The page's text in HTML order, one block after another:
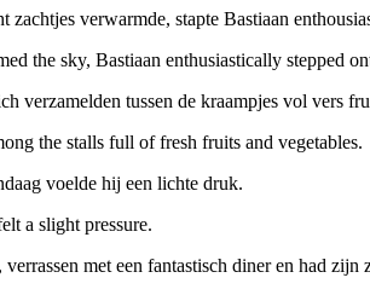
verwarmde, stapte Bastiaan
the sky, Bastiaan enthusiastically stepped
verzamelden tussen de kraampjes vol vers
the stalls full of fresh fruits and vegetables.
voelde hij een lichte druk.
a slight pressure.
met een fantastisch diner en had zijn